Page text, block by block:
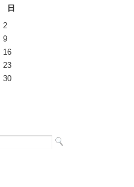
日
2
9
16
23
30